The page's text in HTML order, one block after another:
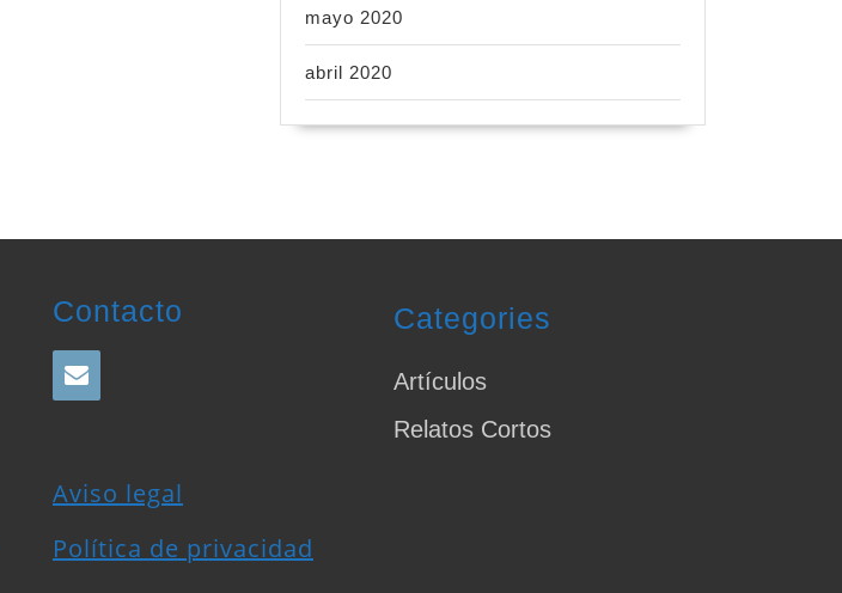
mayo 2020
abril 2020
Contacto
Aviso legal
Política de privacidad
Categories
Artículos
Relatos Cortos